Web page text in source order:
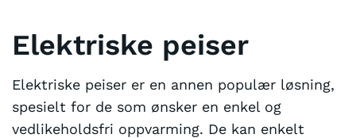
Elektriske peiser
Elektriske peiser er en annen populær løsning,
spesielt for de som ønsker en enkel og
vedlikeholdsfri oppvarming. De kan enkelt